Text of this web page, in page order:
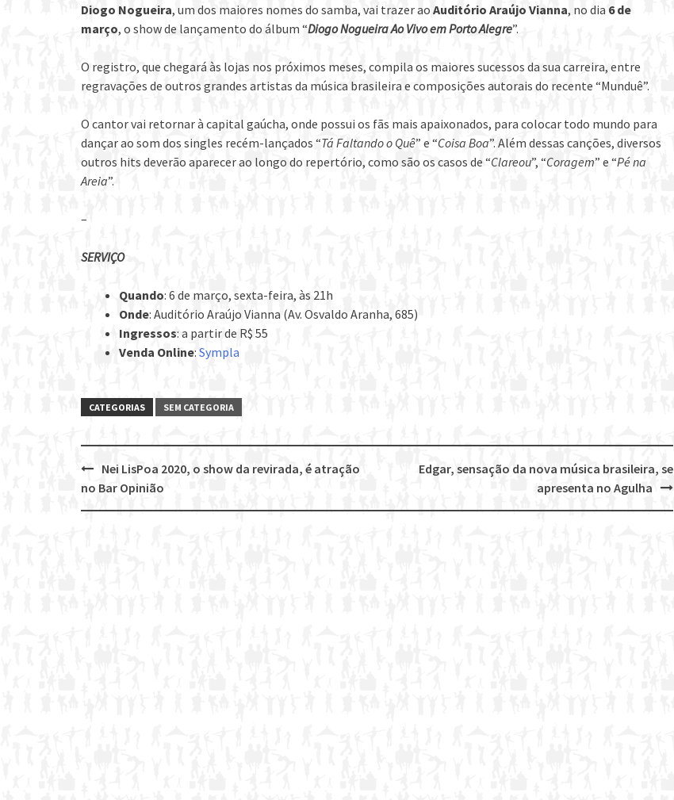
Diogo Nogueira, um dos maiores nomes do samba, vai trazer ao Auditório Araújo Vianna, no dia 6 de
março, o show de lançamento do álbum “Diogo Nogueira Ao Vivo em Porto Alegre”.
O registro, que chegará às lojas nos próximos meses, compila os maiores sucessos da sua carreira, entre
regravações de outros grandes artistas da música brasileira e composições autorais do recente “Munduê”.
O cantor vai retornar à capital gaúcha, onde possui os fãs mais apaixonados, para colocar todo mundo para
dançar ao som dos singles recém-lançados “Tá Faltando o Quê” e “Coisa Boa”. Além dessas canções, diversos
outros hits deverão aparecer ao longo do repertório, como são os casos de “Clareou”, “Coragem” e “Pé na
Areia”.
–
SERVIÇO
Quando: 6 de março, sexta-feira, às 21h
Onde: Auditório Araújo Vianna (Av. Osvaldo Aranha, 685)
Ingressos: a partir de R$ 55
Venda Online: Sympla
CATEGORIAS SEM CATEGORIA
Post
navigation
Edgar, sensação da nova música brasileira, se
apresenta no Agulha
Nei LisPoa 2020, o show da revirada, é atração
no Bar Opinião